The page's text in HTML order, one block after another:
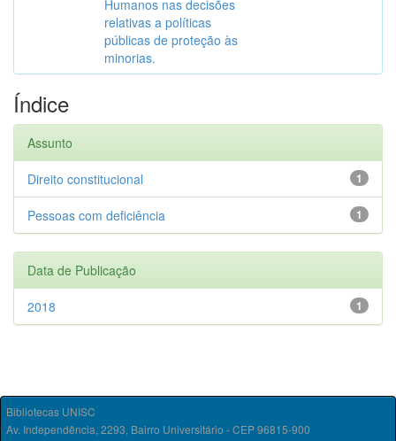
Humanos nas decisões
relativas a políticas
públicas de proteção às
minorias.
Índice
Assunto
1
Direito constitucional
1
Pessoas com deficiência
Data de Publicação
1
2018
Bibliotecas UNISC
Av. Independência, 2293, Bairro Universitário - CEP 96815-900